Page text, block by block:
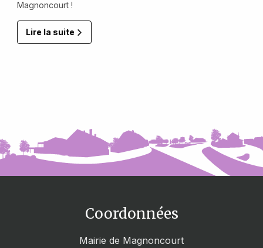
Magnoncourt !
Lire la suite
Coordonnées
Mairie de Magnoncourt